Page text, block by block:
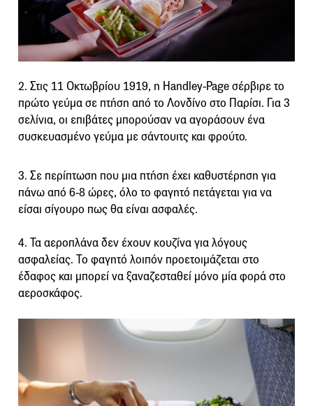
2. Στις 11 Οκτωβρίου 1919, η Handley-Page σέρβιρε το
πρώτο γεύμα σε πτήση από το Λονδίνο στο Παρίσι. Για 3
σελίνια, οι επιβάτες μπορούσαν να αγοράσουν ένα
συσκευασμένο γεύμα με σάντουιτς και φρούτο.
3. Σε περίπτωση που μια πτήση έχει καθυστέρηση για
πάνω από 6-8 ώρες, όλο το φαγητό πετάγεται για να
είσαι σίγουρο πως θα είναι ασφαλές.
4. Τα αεροπλάνα δεν έχουν κουζίνα για λόγους
ασφαλείας. Το φαγητό λοιπόν προετοιμάζεται στο
έδαφος και μπορεί να ξαναζεσταθεί μόνο μία φορά στο
αεροσκάφος.